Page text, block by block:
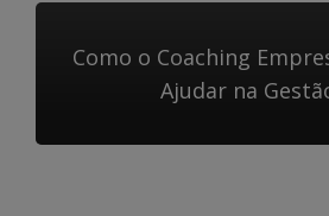
Como o Coaching
Ajudar na